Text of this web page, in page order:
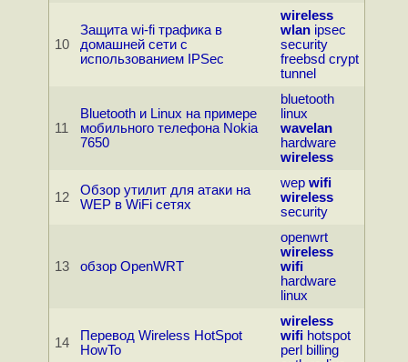
10
Защита wi-fi трафика в
домашней сети с
использованием IPSec
wireless
wlan ipsec
security
freebsd crypt
tunnel
11
Bluetooth и Linux на примере
мобильного телефона Nokia
7650
bluetooth
linux
wavelan
hardware
wireless
12
Обзор утилит для атаки на
WEP в WiFi сетях
wep wifi
wireless
security
13 обзор OpenWRT
openwrt
wireless
wifi
hardware
linux
14
Перевод Wireless HotSpot
HowTo
wireless
wifi hotspot
perl billing